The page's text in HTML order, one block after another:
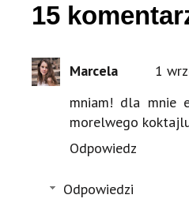
15
Marcela
1
mniam! dla mnie
morelwego
Odpowiedz
Odpowiedzi